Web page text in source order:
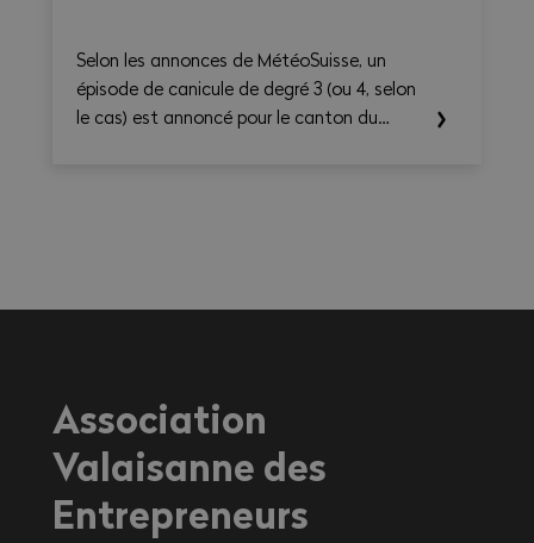
Selon les annonces de MétéoSuisse, un
épisode de canicule de degré 3 (ou 4, selon
le cas) est annoncé pour le canton du
fortement exposés à la chaleur.
Association
Valaisanne des
Entrepreneurs